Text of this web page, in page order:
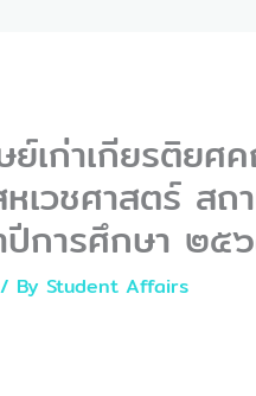
เก่าเกียรติยศ
เวชศาสตร์ สถ
ปีการศึกษา ๒๕
By Student Affairs